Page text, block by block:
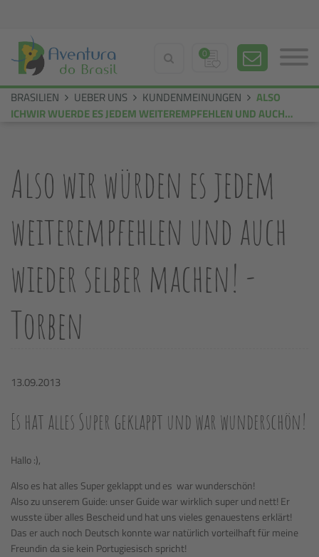
0
BRASILIEN UEBER UNS KUNDENMEINUNGEN
ALSO
ICHWIR WUERDE ES JEDEM WEITEREMPFEHLEN UND AUCH
Also wir würden es jedem
weiterempfehlen und auch
wieder selber machen! -
Torben
13.09.2013
Es hat alles Super geklappt und war wunderschön!
Hallo :),
Also es hat alles Super geklappt und es war wunderschön!
Also zu unserem Guide: unser Guide war wirklich super und nett! Er
wusste über alles Bescheid und hat uns vieles genauestens erklärt!
Das er auch noch Deutsch konnte war natürlich vorteilhaft für meine
Freundin da sie kein Portugiesisch spricht!